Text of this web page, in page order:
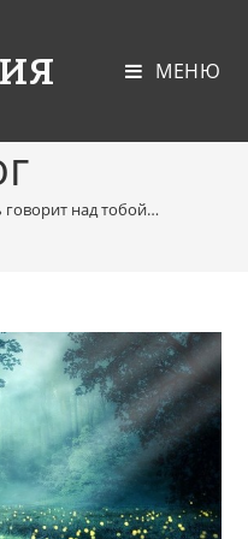
МЕНЮ
говорит над тобой…